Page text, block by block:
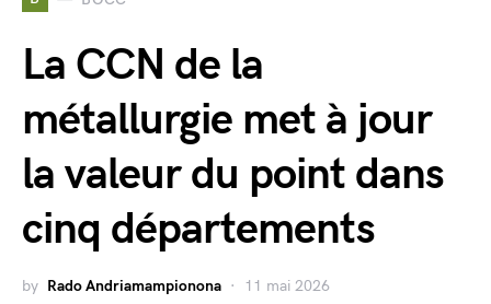
La CCN de la
métallurgie met à jour
la valeur du point dans
cinq départements
by Rado Andriamampionona 11 mai 2026